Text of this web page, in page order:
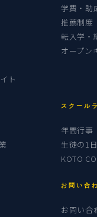
ト
学費・助
推薦制度
転入学・
オープン
スクール
年間行事
生徒の1日
KOTO
お問い合
お問い合